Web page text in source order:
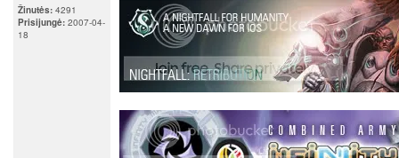
Žinutės: 4291
Prisijungė: 2007-04-
18